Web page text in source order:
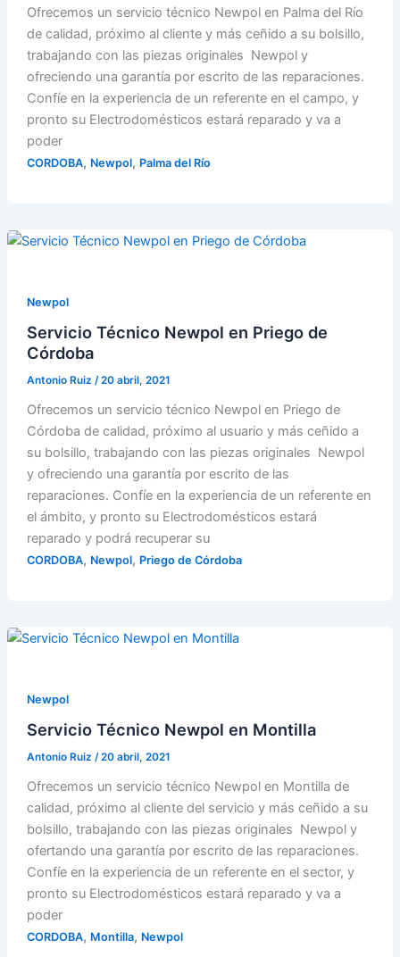
Ofrecemos un servicio técnico Newpol en Palma del Río
de calidad, próximo al cliente y más ceñido a su bolsillo,
trabajando con las piezas originales Newpol y
ofreciendo una garantía por escrito de las reparaciones.
Confíe en la experiencia de un referente en el campo, y
pronto su Electrodomésticos estará reparado y va a
poder
CORDOBA, Newpol, Palma del Río
Newpol
Servicio Técnico Newpol en Priego de
Córdoba
Antonio Ruiz /20 abril, 2021
Ofrecemos un servicio técnico Newpol en Priego de
Córdoba de calidad, próximo al usuario y más ceñido a
su bolsillo, trabajando con las piezas originales Newpol
y ofreciendo una garantía por escrito de las
reparaciones. Confíe en la experiencia de un referente en
el ámbito, y pronto su Electrodomésticos estará
reparado y podrá recuperar su
CORDOBA, Newpol, Priego de Córdoba
Newpol
Servicio Técnico Newpol en Montilla
Antonio Ruiz /20 abril, 2021
Ofrecemos un servicio técnico Newpol en Montilla de
calidad, próximo al cliente del servicio y más ceñido a su
bolsillo, trabajando con las piezas originales Newpol y
ofertando una garantía por escrito de las reparaciones.
Confíe en la experiencia de un referente en el sector, y
pronto su Electrodomésticos estará reparado y va a
poder
CORDOBA, Montilla, Newpol